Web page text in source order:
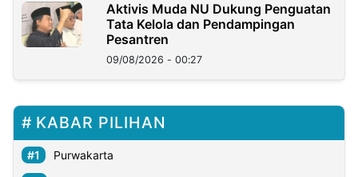
Aktivis Muda NU Dukung Penguatan
Tata Kelola dan Pendampingan
Pesantren
09/08/2026 - 00:27
KABAR PILIHAN
Purwakarta